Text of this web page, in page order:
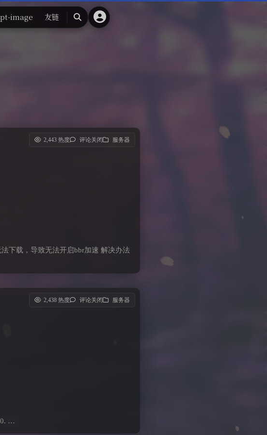
image 友链
搜
2,443 热度 评论关闭 服务器
下载，导致无法开启bbr加速 解决办法
2,438 热度 评论关闭 服务器
…